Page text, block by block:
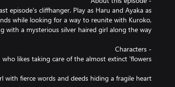
episode's cliffhanger. Play as Haru and Ayaka as
while looking for a way to reunite with Kuroko,